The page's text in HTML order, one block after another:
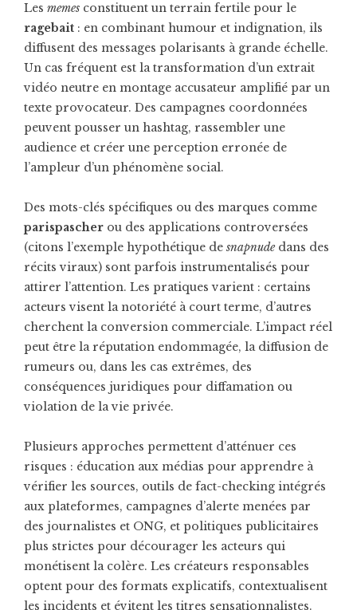
Les memes constituent un terrain fertile pour le
ragebait : en combinant humour et indignation, ils
diffusent des messages polarisants à grande échelle.
Un cas fréquent est la transformation d’un extrait
vidéo neutre en montage accusateur amplifié par un
texte provocateur. Des campagnes coordonnées
peuvent pousser un hashtag, rassembler une
audience et créer une perception erronée de
l’ampleur d’un phénomène social.
Des mots-clés spécifiques ou des marques comme
parispascher ou des applications controversées
(citons l’exemple hypothétique de snapnudedans des
récits viraux) sont parfois instrumentalisés pour
attirer l’attention. Les pratiques varient : certains
acteurs visent la notoriété à court terme, d’autres
cherchent la conversion commerciale. L’impact réel
peut être la réputation endommagée, la diffusion de
rumeurs ou, dans les cas extrêmes, des
conséquences juridiques pour diffamation ou
violation de la vie privée.
Plusieurs approches permettent d’atténuer ces
risques : éducation aux médias pour apprendre à
vérifier les sources, outils de fact-checking intégrés
aux plateformes, campagnes d’alerte menées par
des journalistes et ONG, et politiques publicitaires
plus strictes pour décourager les acteurs qui
monétisent la colère. Les créateurs responsables
optent pour des formats explicatifs, contextualisent
les incidents et évitent les titres sensationnalistes.